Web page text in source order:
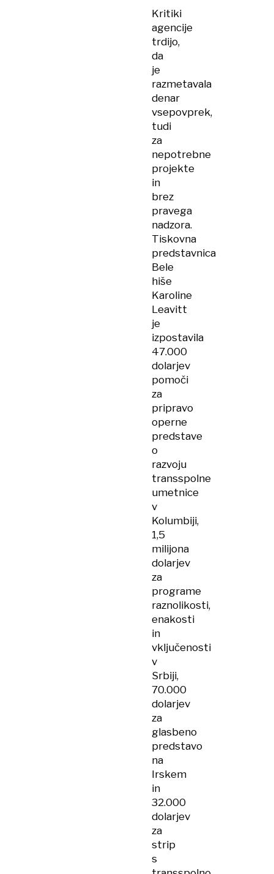
Kritiki
agencije
trdijo,
da
je
razmetavala
denar
vsepovprek,
tudi
za
nepotrebne
projekte
in
brez
pravega
nadzora.
Tiskovna
predstavnica
Bele
hiše
Karoline
Leavitt
je
izpostavila
47.000
dolarjev
pomoči
za
pripravo
operne
predstave
o
razvoju
transspolne
umetnice
v
Kolumbiji,
1,5
milijona
dolarjev
za
programe
raznolikosti,
enakosti
in
vključenosti
v
Srbiji,
70.000
dolarjev
za
glasbeno
predstavo
na
Irskem
in
32.000
dolarjev
za
strip
s